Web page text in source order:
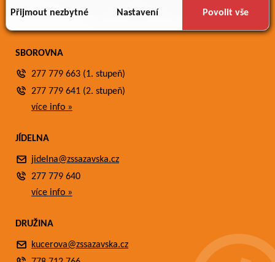
důsledku toho, že používáte jejich služby.
Přijmout nezbytné Nastavení Povolit vše
SBOROVNA
277 779 663 (1. stupeň)
277 779 641 (2. stupeň)
více info »
JÍDELNA
jidelna@zssazavska.cz
277 779 640
více info »
DRUŽINA
kucerova@zssazavska.cz